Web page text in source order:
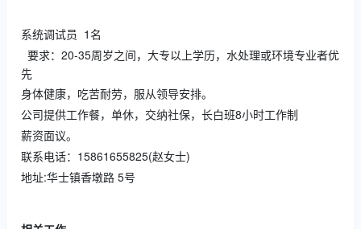
系统调试员 1名
要求：20-35周岁之间，大专以上学历，水处理或环境专业者优
先
身体健康，吃苦耐劳，服从领导安排。
公司提供工作餐，单休，交纳社保，长白班8小时工作制
薪资面议。
联系电话：15861655825(赵女士)
地址:华士镇香墩路 5号